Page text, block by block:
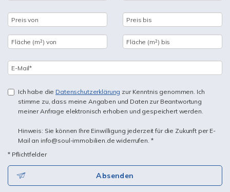
Ich habe die Datenschutzerklärung zur Kenntnis genommen. Ich
stimme zu, dass meine Angaben und Daten zur Beantwortung
meiner Anfrage elektronisch erhoben und gespeichert werden.
Hinweis: Sie können Ihre Einwilligung jederzeit für die Zukunft per E-
Mail an info@soul-immobilien.de widerrufen. *
* Pflichtfelder
Absenden